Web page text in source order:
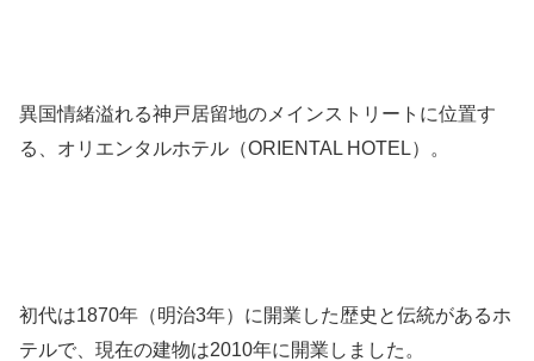
異国情緒溢れる神戸居留地のメインストリートに位置す
る、オリエンタルホテル（ORIENTAL HOTEL）。
初代は1870年（明治3年）に開業した歴史と伝統があるホ
テルで、現在の建物は2010年に開業しました。